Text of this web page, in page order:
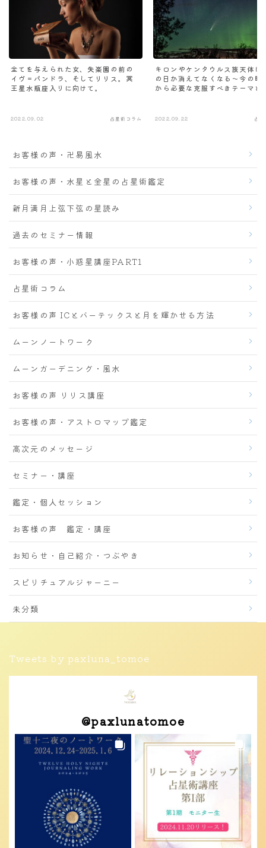
全てを与えられた女、失楽園の前の
イヴ＝パンドラ、そしてリリス。冥
王星水瓶座入りに向けて。
2022.09.02 占星術コラム
キロンやケンタウルス族天体は
の日か消えてなくなる～今の時
から必要な克服すべきテーマと
2022.09.22 占
お客様の声・卍易風水
お客様の声・水星と金星の占星術鑑定
新月満月上弦下弦の星読み
過去のセミナー情報
お客様の声・小惑星講座PART1
占星術コラム
お客様の声 ICとバーテックスと月を輝かせる方法
ムーンノートワーク
ムーンガーデニング・風水
お客様の声 リリス講座
お客様の声・アストロマップ鑑定
高次元のメッセージ
セミナー・講座
鑑定・個人セッション
お客様の声 鑑定・講座
お知らせ・自己紹介・つぶやき
スピリチュアルジャーニー
未分類
Tweets by paxluna_tomoe
@paxlunatomoe